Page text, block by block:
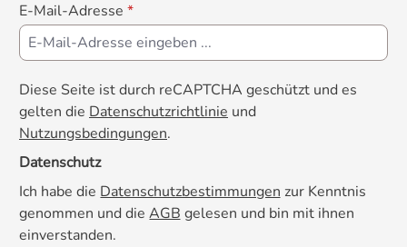
E-Mail-Adresse *
Diese Seite ist durch reCAPTCHA geschützt und es
gelten die Datenschutzrichtlinie und
Nutzungsbedingungen.
Datenschutz
Ich habe die Datenschutzbestimmungen zur Kenntnis
genommen und die AGB gelesen und bin mit ihnen
einverstanden.